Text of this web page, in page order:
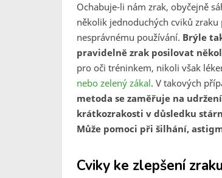
Ochabuje-li nám zrak, obyčejně
několik jednoduchých cviků zraku
nesprávnému používání. Brýle
pravidelně zrak posilovat
pro oči tréninkem, nikoli však
nebo zelený zákal. V takových
metoda se zaměřuje na
krátkozrakosti v důsledku
Může pomoci při šilhání,
Cviky ke zlepšení